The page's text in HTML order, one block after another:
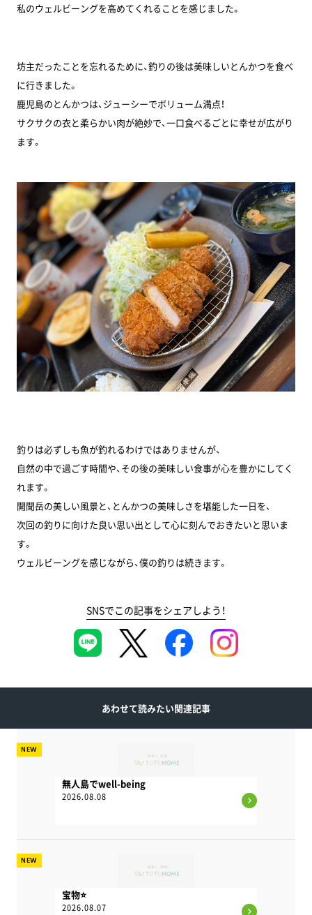
私のウェルビーングを高めてくれることを感じました。
坊主だったことを忘れるために、釣りの後は美味しいとんかつを食べ
に行きました。
鹿児島のとんかつは、ジューシーでボリューム満点！
サクサクの衣と柔らかい肉が絶妙で、一口食べるごとに幸せが広がり
ます。
釣りは必ずしも魚が釣れるわけではありませんが、
自然の中で過ごす時間や、その後の美味しい食事が心を豊かにしてく
れます。
開聞岳の美しい風景と、とんかつの美味しさを堪能した一日を、
次回の釣りに向けた良い思い出として心に刻んでおきたいと思いま
す。
ウェルビーングを感じながら、僕の釣りは続きます。
SNSでこの記事をシェアしよう！
あわせて読みたい関連記事
無人島でwell-being
2026.08.08
NEW
宝物⭐
2026.08.07
NEW